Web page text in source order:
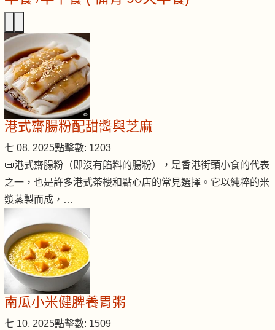
港式齋腸粉配甜醬與芝麻
七 08, 2025點擊數: 1203
📜港式齋腸粉（即沒有餡料的腸粉），是香港街頭小食的代表
之一，也是許多港式茶樓和點心店的常見選擇。它以純粹的米
漿蒸製而成，…
南瓜小米健脾養胃粥
七 10, 2025點擊數: 1509